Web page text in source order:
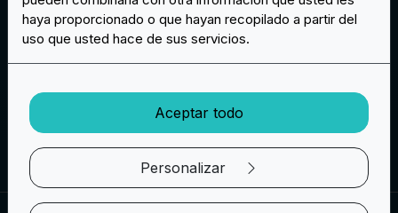
capas debe tener su parche. Puede elegir una capa,
dos capas o incluso tres capas de fieltro suave para
haya proporcionado o que hayan recopilado a partir del
uso que usted hace de sus servicios.
Aceptar todo
Personalizar